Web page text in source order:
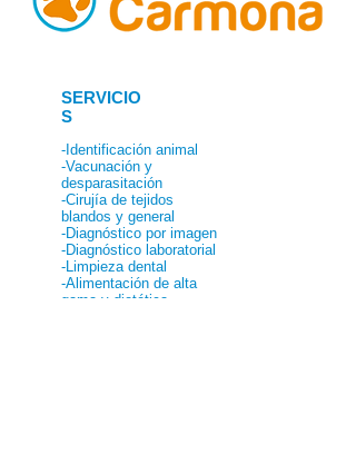
SERVICIO
S
-Identificación animal
-Vacunación y
desparasitación
-Cirujía de tejidos
blandos y general
-Diagnóstico por imagen
-Diagnóstico laboratorial
-Limpieza dental
-Alimentación de alta
gama y dietética